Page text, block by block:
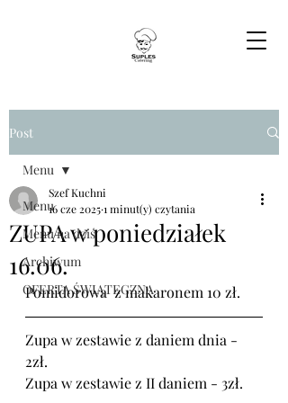
Post
Menu
Menu na dziś
Archiwum
OFERTA ŚWIĄTECZNA
Menu
ZUPA w poniedziałek
16.06.
Szef Kuchni
16 cze 20251 minut(y) czytania
Pomidorowa  z makaronem 10 zł.
Zupa w zestawie z daniem dnia -
2zł.
Zupa w zestawie z II daniem - 3zł.